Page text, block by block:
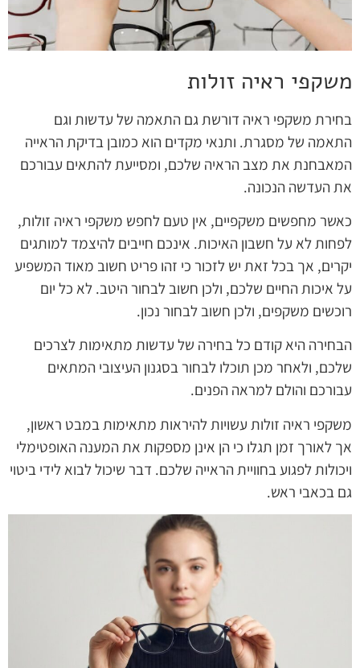
משקפי ראיה זולות
בחירת משקפי ראיה דורשת גם התאמה של עדשות וגם
התאמה של מסגרת. ותנאי מקדים הוא כמובן בדיקת הראייה
המאבחנת את מצב הראיה שלכם, ומסייעת להתאים עבורכם
את העדשה הנכונה.
כאשר מחפשים משקפיים, אין טעם לחפש משקפי ראיה זולות,
לפחות לא על חשבון האיכות. אינכם חייבים להיצמד למותגים
יקרים, אך בכל זאת יש לזכור כי זהו פריט חשוב מאוד המשפיע
על איכות החיים שלכם, ולכן חשוב לבחור היטב. לא כל יום
רוכשים משקפים, ולכן חשוב לבחור נכון.
הבחירה היא קודם כל בחירה של עדשות מתאימות לצרכים
שלכם, ולאחר מכן תוכלו לבחור בסגנון העיצובי המתאים
עבורכם והולם למראה הפנים.
משקפי ראיה זולות עשויות להיראות מתאימות במבט ראשון,
אך לאורך זמן תגלו כי הן אינן מספקות את המענה האופטימלי
ויכולות לפגוע בחוויית הראייה שלכם. דבר שיכול לבוא לידי ביטוי
גם בכאבי ראש.